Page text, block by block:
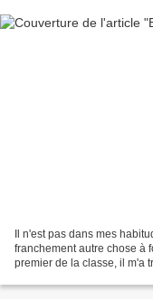
Il n'est pas dans mes
franchement autre chose à
premier de la classe, il m'a